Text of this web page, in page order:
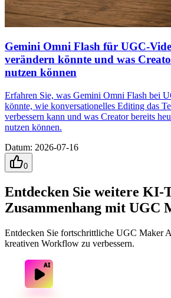
Gemini Omni Flash für UGC-
verändern könnte und was
nutzen können
Erfahren Sie, was Gemini Omni Flash bei
könnte, wie konversationelles Editing das
verbessern kann und was Creator bereits
nutzen können.
Datum: 2026-07-16
0
Entdecken Sie weitere KI-
Zusammenhang mit UGC
Entdecken Sie fortschrittliche UGC Maker
kreativen Workflow zu verbessern.